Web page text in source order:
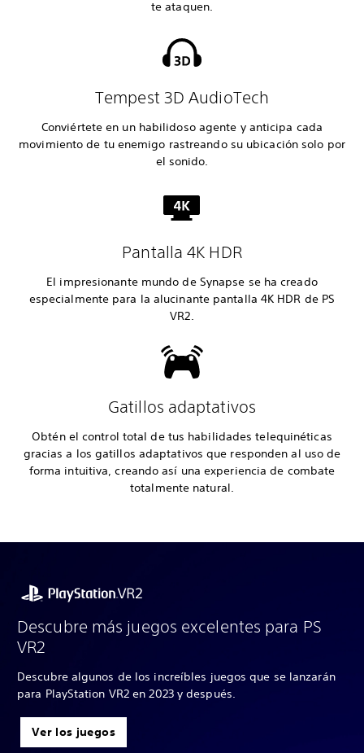
te ataquen.
Tempest 3D AudioTech
Conviértete en un habilidoso agente y anticipa cada
movimiento de tu enemigo rastreando su ubicación solo por
el sonido.
Pantalla 4K HDR
El impresionante mundo de Synapse se ha creado
especialmente para la alucinante pantalla 4K HDR de PS
VR2.
Gatillos adaptativos
Obtén el control total de tus habilidades telequinéticas
gracias a los gatillos adaptativos que responden al uso de
forma intuitiva, creando así una experiencia de combate
totalmente natural.
Descubre más juegos excelentes para PS
VR2
Descubre algunos de los increíbles juegos que se lanzarán
para PlayStation VR2 en 2023 y después.
Ver los juegos